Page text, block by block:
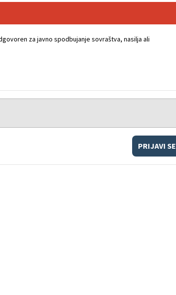
za javno spodbujanje sovraštva, nasilja ali
PRIJAVI SE